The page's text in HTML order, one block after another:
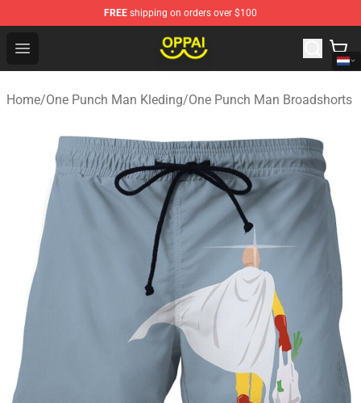
FREE shipping on orders over $100
Open menu
Oppai Store - Official Oppai Merchandise Shop
Home/One Punch Man Kleding/One Punch Man Broadshorts